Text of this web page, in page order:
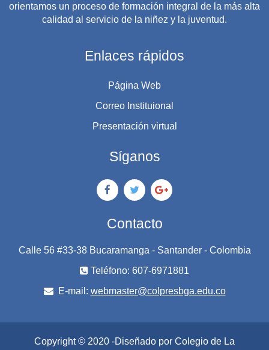
orientamos un proceso de formación integral de la más alta
calidad al servicio de la niñez y la juventud.
Enlaces rápidos
Página Web
Correo Instituional
Presentación virtual
Síganos
Contacto
Calle 56 #33-38 Bucaramanga - Santander - Colombia
Teléfono: 607-6971881
E-mail: webmaster@colpresbga.edu.co
Copyright © 2020 -Diseñado por Colegio de La